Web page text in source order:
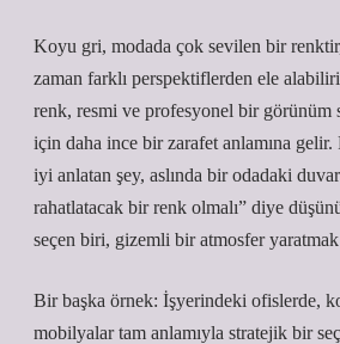
Koyu gri, modada çok sevilen bir
zaman farklı perspektiflerden ele
renk, resmi ve profesyonel bir görünüm
için daha ince bir zarafet anlamına
iyi anlatan şey, aslında bir odadaki
rahatlatacak bir renk olmalı” diye
seçen biri, gizemli bir atmosfer
Bir başka örnek: İşyerindeki ofislerde,
mobilyalar tam anlamıyla stratejik bir